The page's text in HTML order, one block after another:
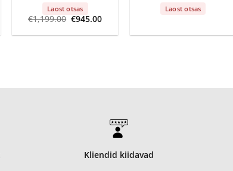
Laost otsas
€1,199.00 Algne
oli:
€945.00Current
is:
Laost otsas
Kliendid kiidavad